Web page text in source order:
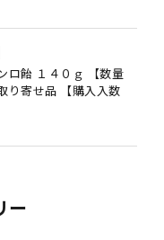
ロ飴 １４０ｇ 【数量
り寄せ品 【購入入数
ー